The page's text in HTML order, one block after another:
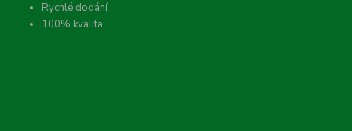
Rychlé dodání
100% kvalita